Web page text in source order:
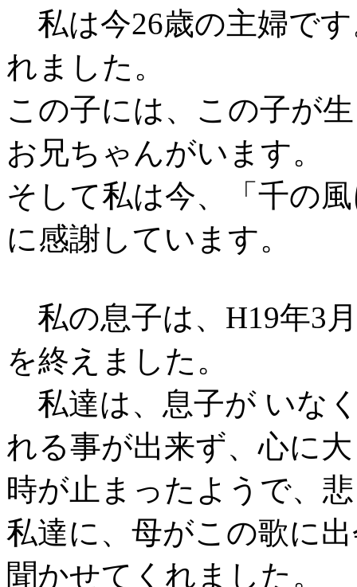
私は今26歳の主婦で
れました。
この子には、この子が
お兄ちゃんがいます。
そして私は今、「千の
に感謝しています。
私の息子は、H19年3
を終えました。
私達は、息子が いな
れる事が出来ず、心に
時が止まったようで、
私達に、母がこの歌に
聞かせてくれました。